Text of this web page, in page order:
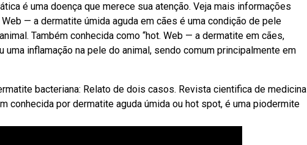
é uma doença que merece sua atenção. Veja mais informações
— a dermatite úmida aguda em cães é uma condição de pele
Também conhecida como “hot. Web — a dermatite em cães,
inflamação na pele do animal, sendo comum principalmente em
bacteriana: Relato de dois casos. Revista cientifica de medicina
conhecida por dermatite aguda úmida ou hot spot, é uma piodermite